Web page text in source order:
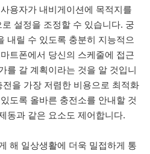
용자가 내비게이션에 목적지를
설정을 조정할 수 있습니다. 궁
내릴 수 있도록 충분히 지능적으
트폰에서 당신의 스케줄에 접근
를 갈 계획이라는 것을 알 것입니
을 가장 저렴한 비용으로 최적화
도록 올바른 충전소를 안내할 것
동과 같은 요소도 제어합니다.
해 일상생활에 더욱 밀접하게 통